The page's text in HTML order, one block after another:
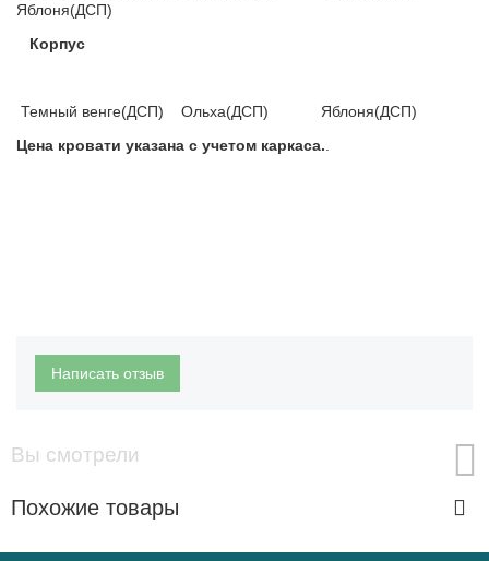
Яблоня(ДСП)
Корпус
Темный венге(ДСП) Ольха(ДСП) Яблоня(ДСП)
Цена кровати указана с учетом каркаса..
Написать отзыв
Вы смотрели
Похожие товары